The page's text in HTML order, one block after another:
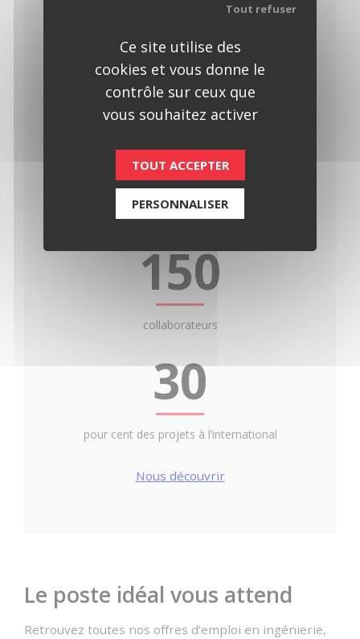
ATYX est une entreprise à taille humaine
au développement régulier et raisonné
15
millions d’euros de chiffre d’affaires en 2025
150
collaborateurs
30
pour cent des projets à l’international
Nous découvrir
Le poste idéal vous attend
Retrouvez toutes nos offres d’emploi en ingénierie,
Ce site utilise des
cookies et vous donne le
contrôle sur ceux que
vous souhaitez activer
TOUT ACCEPTER
Tout refuser
PERSONNALISER